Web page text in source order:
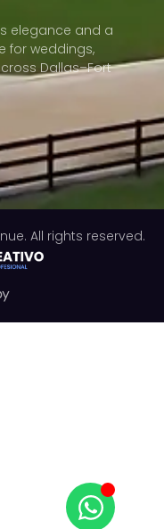
elegance and a
for weddings,
Dallas–Fort
All rights reserved.